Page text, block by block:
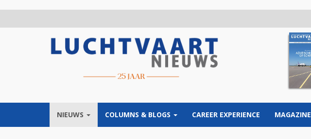
NIEUWS COLUMNS & BLOGS CAREER EXPERIENCE MAGAZINE